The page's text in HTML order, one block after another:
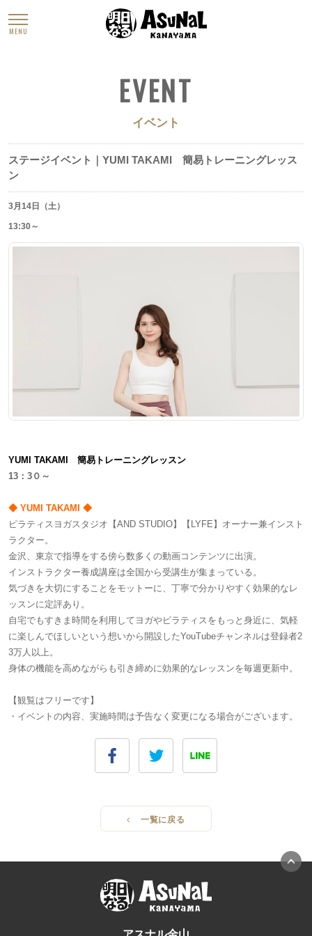
MENU
EVENT
イベント
ステージイベント｜YUMI TAKAMI 簡易トレーニングレッス
ン
3月14日（土）
13:30～
YUMI TAKAMI 簡易トレーニングレッスン
13：3０～
◆ YUMI TAKAMI ◆
ピラティスヨガスタジオ【AND STUDIO】【LYFE】オーナー兼インスト
ラクター。
金沢、東京で指導をする傍ら数多くの動画コンテンツに出演。
インストラクター養成講座は全国から受講生が集まっている。
気づきを大切にすることをモットーに、丁寧で分かりやすく効果的なレ
ッスンに定評あり。
自宅でもすきま時間を利用してヨガやピラティスをもっと身近に、気軽
に楽しんでほしいという想いから開設したYouTubeチャンネルは登録者2
3万人以上。
身体の機能を高めながらも引き締めに効果的なレッスンを毎週更新中。
【観覧はフリーです】
・イベントの内容、実施時間は予告なく変更になる場合がございます。
一覧に戻る